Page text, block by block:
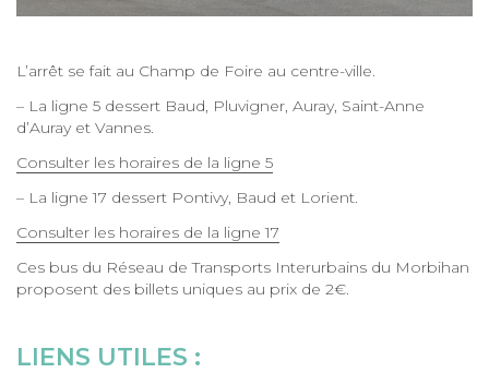
L’arrêt se fait au Champ de Foire au centre-ville.
– La ligne 5 dessert Baud, Pluvigner, Auray, Saint-Anne
d’Auray et Vannes.
Consulter les horaires de la ligne 5
– La ligne 17 dessert Pontivy, Baud et Lorient.
Consulter les horaires de la ligne 17
Ces bus du Réseau de Transports Interurbains du Morbihan
proposent des billets uniques au prix de 2€.
LIENS UTILES :